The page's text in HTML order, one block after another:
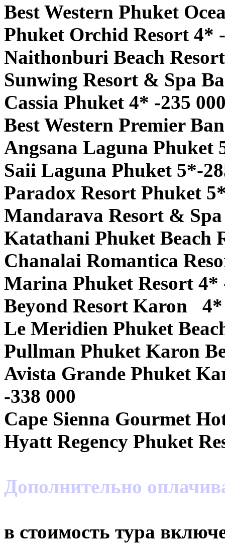
Best Western Phuket
Phuket Orchid Resort 4*
Naithonburi Beach
Sunwing Resort & Spa
Cassia Phuket 4* -235
Best Western Premier
Angsana Laguna Phuket
Saii Laguna Phuket 5*-
Paradox Resort Phuket
Mandarava Resort &
Katathani Phuket Beach
Chanalai Romantica
Marina Phuket Resort 4*
Beyond Resort Karon 4*
Le Meridien Phuket
Pullman Phuket Karon
Avista Grande Phuket
-338 000
Cape Sienna Gourmet
Hyatt Regency Phuket
Дополнительно
в стоимость тура